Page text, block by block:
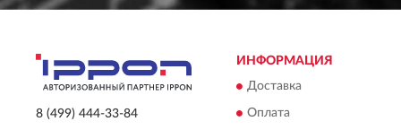
8 (499) 444-33-84
ИНФОРМАЦИЯ
Доставка
Оплата